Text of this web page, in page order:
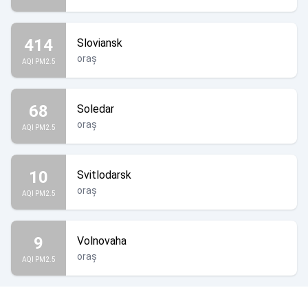
414
AQI PM2.5
Sloviansk
oraș
68
AQI PM2.5
Soledar
oraș
10
AQI PM2.5
Svitlodarsk
oraș
9
AQI PM2.5
Volnovaha
oraș